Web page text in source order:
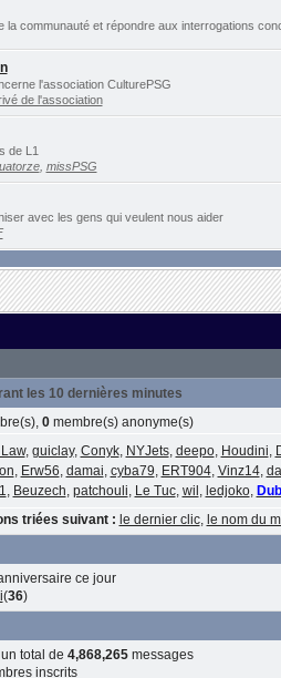
la communauté et répondre aux interrogations
l'association CulturePSG
de l'association
de L1
, missPSG
avec les gens qui veulent nous aider
les 10 dernières minutes
0membre(s) anonyme(s)
, guiclay, Conyk, NYJets, deepo, Houdini,
, Erw56, damai, cyba79, ERT904, Vinz14,
, Beuzech, patchouli, Le Tuc, wil , ledjoko,
triées suivant : le dernier clic, le nom du
ce jour
(36)
total de 4,868,265messages
inscrits